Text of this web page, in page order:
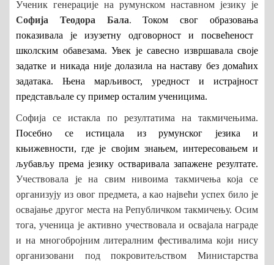
Ученик генерације на румунском наставном језику је
Софија Теодора Бала.Током свог образовања
показивала је изузетну одговорност и посвећеност
школским обавезама. Увек је савесно извршавала своје
задатке и никада није долазила на наставу без домаћих
задатака. Њена марљивост, уредност и истрајност
представљале су пример осталим ученицима.
Софија се истакла по резултатима на такмичењима.
Посебно се истицала из румунског језика и
књижевности, где је својим знањем, интересовањем и
љубављу према језику остваривала запажене резултате.
Учествовала је на свим нивоима такмичењакоја се
организују из овог предмета, а као највећи успех било је
освајање другог места на Републичком такмичењу. Осим
тога, ученица је активно учествовала и освајала награде
и на многобројним литералним фестивалима који нису
организовани под покровитељством Министарства